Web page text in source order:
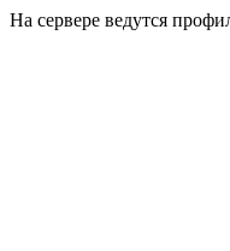
На сервере ведутся